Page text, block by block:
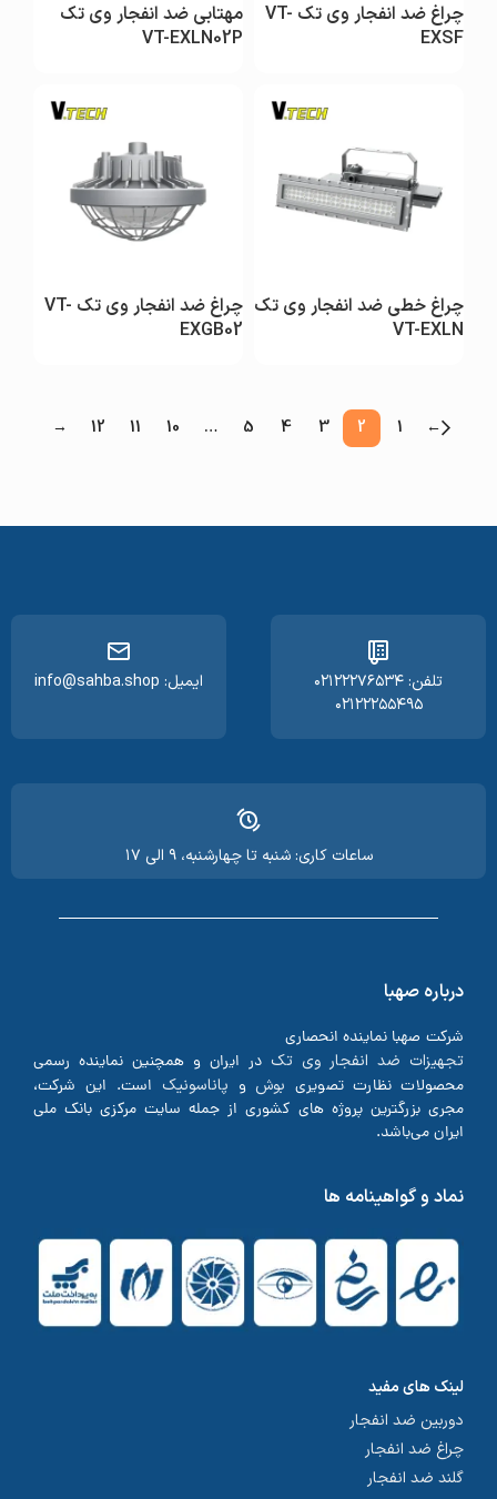
چراغ ضد انفجار وی تک VT-
EXSF
مهتابی ضد انفجار وی تک
VT-EXLN02P
چراغ خطی ضد انفجار وی تک
VT-EXLN
چراغ ضد انفجار وی تک VT-
EXGB02
←
1
2
3
4
5
…
10
11
12
→
تلفن: ۰۲۱۲۲۲۷۶۵۳۴
۰۲۱۲۲۲۵۵۴۹۵
ایمیل: info@sahba.shop
ساعات کاری: شنبه تا چهارشنبه، ۹ الی ۱۷
درباره صهبا
شرکت صهبا نماینده انحصاری
تجهیزات ضد انفجار وی تک در ایران و همچنین نماینده رسمی
محصولات نظارت تصویری بوش و پاناسونیک است. این شرکت،
مجری بزرگترین پروژه های کشوری از جمله سایت مرکزی بانک ملی
ایران می‌باشد.
نماد و گواهینامه ها
لینک های مفید
دوربین ضد انفجار
چراغ ضد انفجار
گلند ضد انفجار